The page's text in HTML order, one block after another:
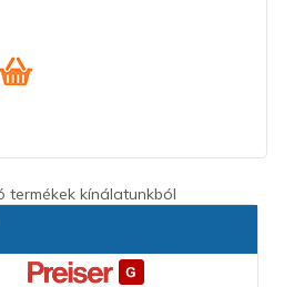
termékek kínálatunkból